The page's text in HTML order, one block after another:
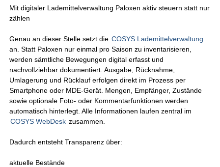
Mit digitaler Lademittelverwaltung Paloxen aktiv steuern statt nur
zählen
Genau an dieser Stelle setzt die COSYS Lademittelverwaltung
an. Statt Paloxen nur einmal pro Saison zu inventarisieren,
werden sämtliche Bewegungen digital erfasst und
nachvollziehbar dokumentiert. Ausgabe, Rücknahme,
Umlagerung und Rücklauf erfolgen direkt im Prozess per
Smartphone oder MDE-Gerät. Mengen, Empfänger, Zustände
sowie optionale Foto- oder Kommentarfunktionen werden
automatisch hinterlegt. Alle Informationen laufen zentral im
COSYS WebDesk zusammen.
Dadurch entsteht Transparenz über:
aktuelle Bestände